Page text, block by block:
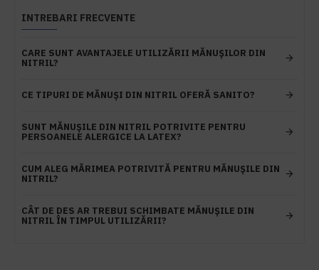
INTREBARI FRECVENTE
CARE SUNT AVANTAJELE UTILIZĂRII MĂNUȘILOR DIN
NITRIL?
CE TIPURI DE MĂNUȘI DIN NITRIL OFERĂ SANITO?
SUNT MĂNUȘILE DIN NITRIL POTRIVITE PENTRU
PERSOANELE ALERGICE LA LATEX?
CUM ALEG MĂRIMEA POTRIVITĂ PENTRU MĂNUȘILE DIN
NITRIL?
CÂT DE DES AR TREBUI SCHIMBATE MĂNUȘILE DIN
NITRIL ÎN TIMPUL UTILIZĂRII?